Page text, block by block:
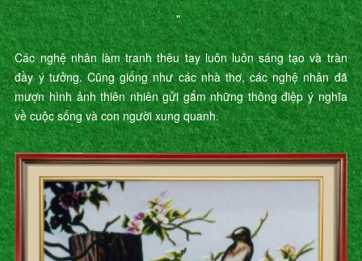
"
Các nghệ nhân làm tranh thêu tay luôn luôn sáng tạo và tràn
đầy ý tưởng. Cũng giống như các nhà thơ, các nghệ nhân đã
mượn hình ảnh thiên nhiên gửi gắm những thông điệp ý nghĩa
về cuộc sống và con người xung quanh.